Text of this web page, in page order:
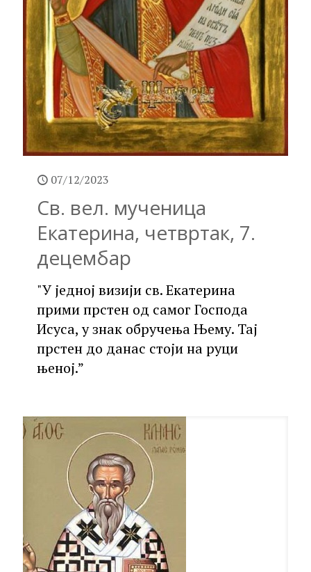
07/12/2023
Св. вел. мученица
Екатерина, четвртак, 7.
децембар
"У једној визији св. Екатерина
прими прстен од самог Господа
Исуса, у знак обручења Њему. Тај
прстен до данас стоји на руци
њеној.”